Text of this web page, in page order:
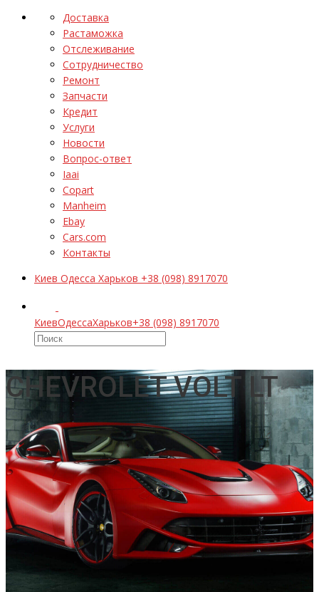
Доставка
Растаможка
Отслеживание
Сотрудничество
Ремонт
Запчасти
Кредит
Услуги
Новости
Вопрос-ответ
Iaai
Copart
Manheim
Ebay
Cars.com
Контакты
Киев Одесса Харьков +38 (098) 8917070
КиевОдессаХарьков+38 (098) 8917070
CHEVROLET VOLT LT